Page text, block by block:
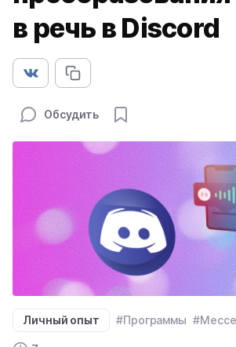
в речь в Discord
Обсудить
Личный опыт #Программы